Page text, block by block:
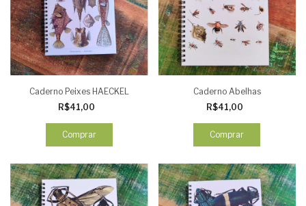
Caderno Peixes HAECKEL
R$41,00
Comprar
Caderno Abelhas
R$41,00
Comprar